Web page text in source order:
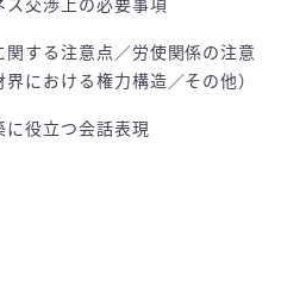
する注意点／労使関係の注意
における権力構造／その他）
役立つ会話表現